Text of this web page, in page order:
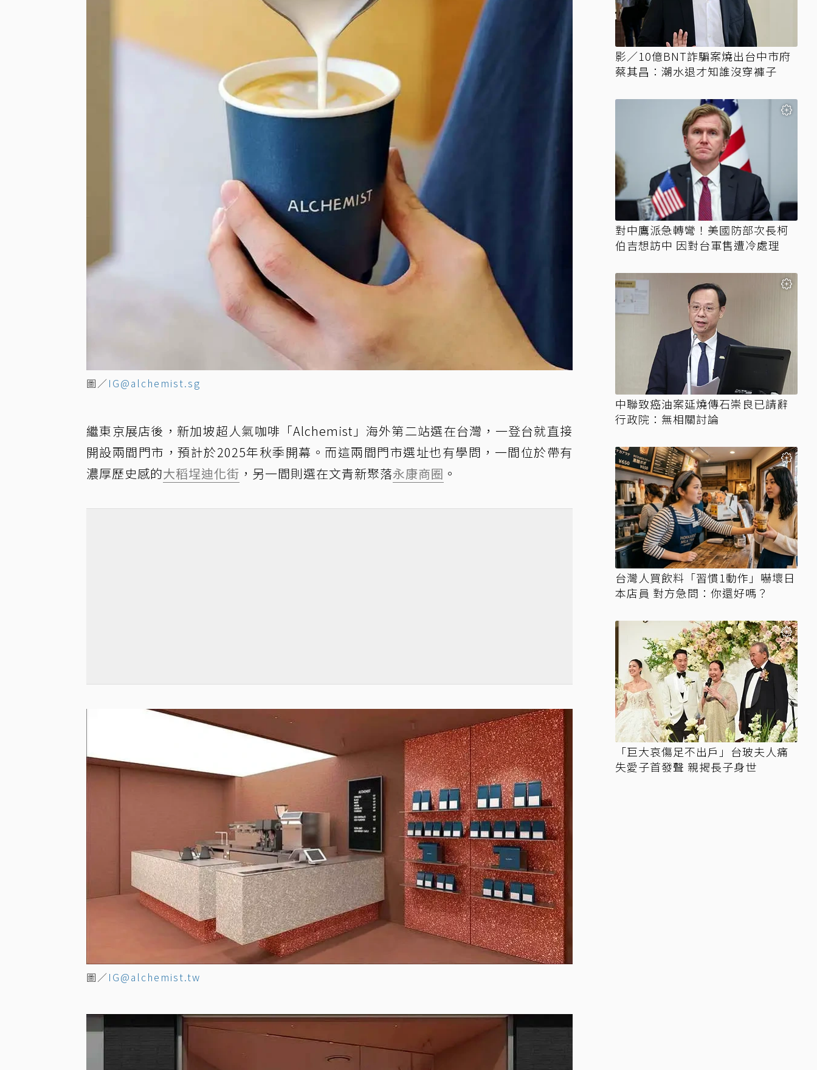
圖／ IG@alchemist.sg
繼東京展店後，新加坡超人氣咖啡「Alchemist」海外第二站選在台灣，一登台就直接
開設兩間門市，預計於2025年秋季開幕。而這兩間門市選址也有學問，一間位於帶有
濃厚歷史感的大稻埕迪化街 ，另一間則選在文青新聚落永康商圈 。
圖／ IG@alchemist.tw
影／10億BNT詐騙案燒出台中市府
蔡其昌：潮水退才知誰沒穿褲子
對中鷹派急轉彎！美國防部次長柯
伯吉想訪中 因對台軍售遭冷處理
中聯致癌油案延燒傳石崇良已請辭
行政院：無相關討論
台灣人買飲料「習慣1動作」嚇壞日
本店員 對方急問：你還好嗎？
「巨大哀傷足不出戶」台玻夫人痛
失愛子首發聲 親揭長子身世